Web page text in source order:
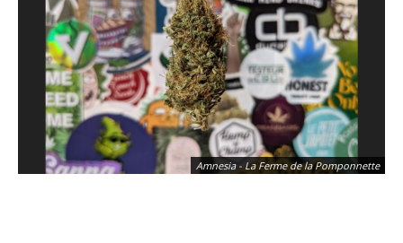
Amnesia - La Ferme de la Pomponnette